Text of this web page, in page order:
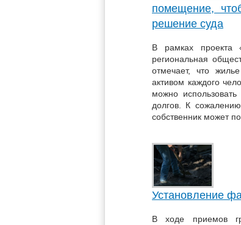
помещение,
решение суда
В рамках проекта
региональная
отмечает, что
активом каждого
можно
долгов. К
собственник может
Установление
В ходе приемов